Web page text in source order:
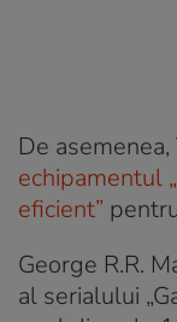
De
echipamentul
eficient”
George R.R.
al serialului